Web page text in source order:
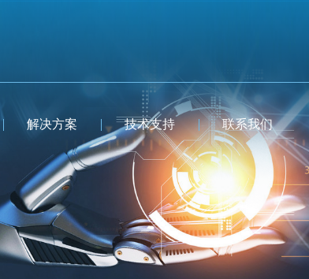
解决方案 技术支持 联系我们